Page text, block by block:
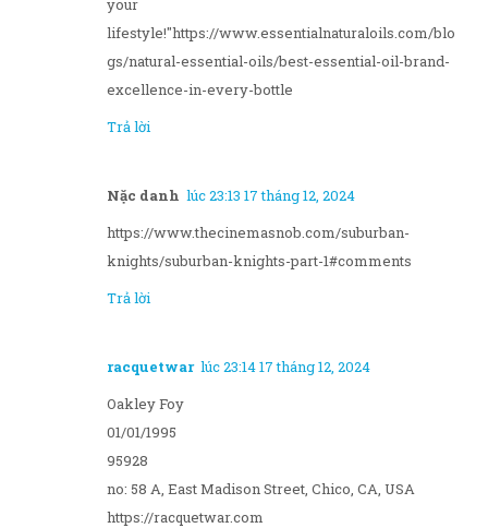
your
lifestyle!"https://www.essentialnaturaloils.com/blo
gs/natural-essential-oils/best-essential-oil-brand-
excellence-in-every-bottle
Trả lời
Nặc danh lúc 23:13 17 tháng 12, 2024
https://www.thecinemasnob.com/suburban-
knights/suburban-knights-part-1#comments
Trả lời
racquetwar lúc 23:14 17 tháng 12, 2024
Oakley Foy
01/01/1995
95928
no: 58 A, East Madison Street, Chico, CA, USA
https://racquetwar.com